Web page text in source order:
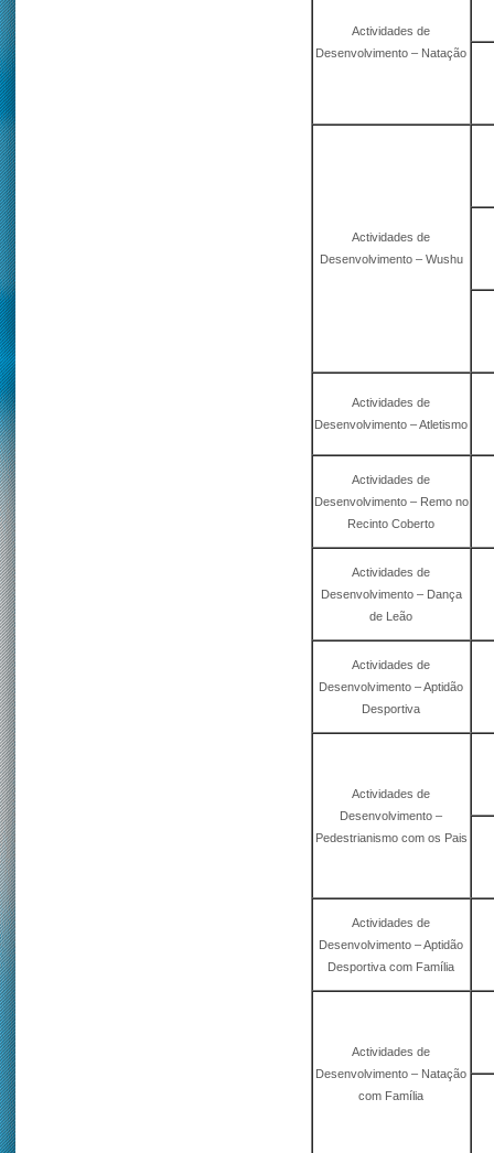
Actividades de
Desenvolvimento – Natação
Actividades de
Desenvolvimento – Wushu
Actividades de
Desenvolvimento – Atletismo
Actividades de
Desenvolvimento – Remo no
Recinto Coberto
Actividades de
Desenvolvimento – Dança
de Leão
Actividades de
Desenvolvimento – Aptidão
Desportiva
Actividades de
Desenvolvimento –
Pedestrianismo com os Pais
Actividades de
Desenvolvimento – Aptidão
Desportiva com Família
Actividades de
Desenvolvimento – Natação
com Família